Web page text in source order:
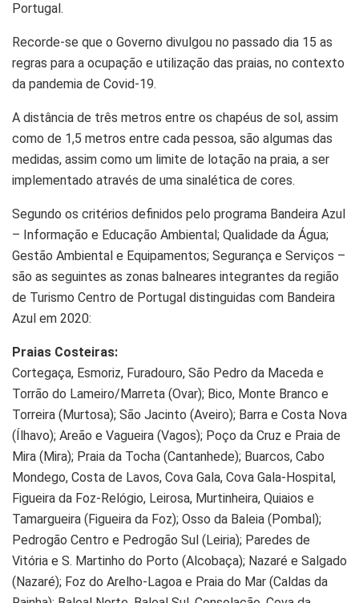
Portugal.
Recorde-se que o Governo divulgou no passado dia 15 as
regras para a ocupação e utilização das praias, no contexto
da pandemia de Covid-19.
A distância de três metros entre os chapéus de sol, assim
como de 1,5 metros entre cada pessoa, são algumas das
medidas, assim como um limite de lotação na praia, a ser
implementado através de uma sinalética de cores.
Segundo os critérios definidos pelo programa Bandeira Azul
– Informação e Educação Ambiental; Qualidade da Água;
Gestão Ambiental e Equipamentos; Segurança e Serviços –
são as seguintes as zonas balneares integrantes da região
de Turismo Centro de Portugal distinguidas com Bandeira
Azul em 2020:
Praias Costeiras:
Cortegaça, Esmoriz, Furadouro, São Pedro da Maceda e
Torrão do Lameiro/Marreta (Ovar); Bico, Monte Branco e
Torreira (Murtosa); São Jacinto (Aveiro); Barra e Costa Nova
(Ílhavo); Areão e Vagueira (Vagos); Poço da Cruz e Praia de
Mira (Mira); Praia da Tocha (Cantanhede); Buarcos, Cabo
Mondego, Costa de Lavos, Cova Gala, Cova Gala-Hospital,
Figueira da Foz-Relógio, Leirosa, Murtinheira, Quiaios e
Tamargueira (Figueira da Foz); Osso da Baleia (Pombal);
Pedrogão Centro e Pedrogão Sul (Leiria); Paredes de
Vitória e S. Martinho do Porto (Alcobaça); Nazaré e Salgado
(Nazaré); Foz do Arelho-Lagoa e Praia do Mar (Caldas da